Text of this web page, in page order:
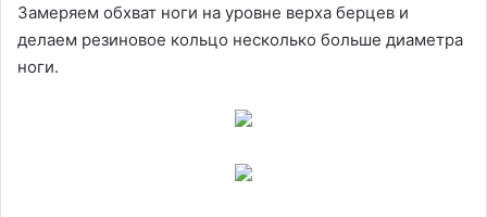
Замеряем обхват ноги на уровне верха берцев и
делаем резиновое кольцо несколько больше диаметра
ноги.